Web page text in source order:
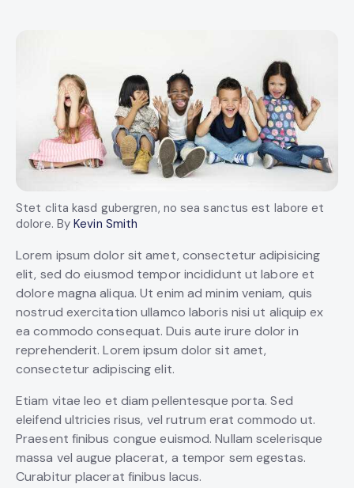
Stet clita kasd gubergren, no sea sanctus est labore et
dolore. ByKevin Smith
Lorem ipsum dolor sit amet, consectetur adipisicing
elit, sed do eiusmod tempor incididunt ut labore et
dolore magna aliqua. Ut enim ad minim veniam, quis
nostrud exercitation ullamco laboris nisi ut aliquip ex
ea commodo consequat. Duis aute irure dolor in
reprehenderit. Lorem ipsum dolor sit amet,
consectetur adipiscing elit.
Etiam vitae leo et diam pellentesque porta. Sed
eleifend ultricies risus, vel rutrum erat commodo ut.
Praesent finibus congue euismod. Nullam scelerisque
massa vel augue placerat, a tempor sem egestas.
Curabitur placerat finibus lacus.